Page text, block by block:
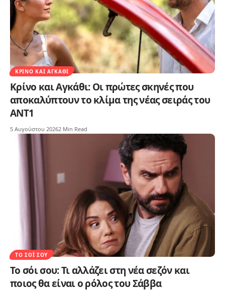
ΚΡΊΝΟ ΚΑΙ ΑΓΚΆΘΙ
Κρίνο και Αγκάθι: Οι πρώτες σκηνές που
αποκαλύπτουν το κλίμα της νέας σειράς του
ΑΝΤ1
5 Αυγούστου 20262 Min Read
ΤΟ ΣΌΙ ΣΟΥ
Το σόι σου: Τι αλλάζει στη νέα σεζόν και
ποιος θα είναι ο ρόλος του Σάββα